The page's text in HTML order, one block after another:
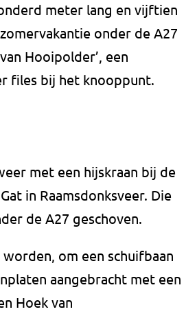
meter lang en vijftien
onder de A27
Hooipolder’, een
files bij het knooppunt.
met een hijskraan bij de
in Raamsdonksveer. Die
de A27 geschoven.
om een schuifbaan
aangebracht met een
Hoek van